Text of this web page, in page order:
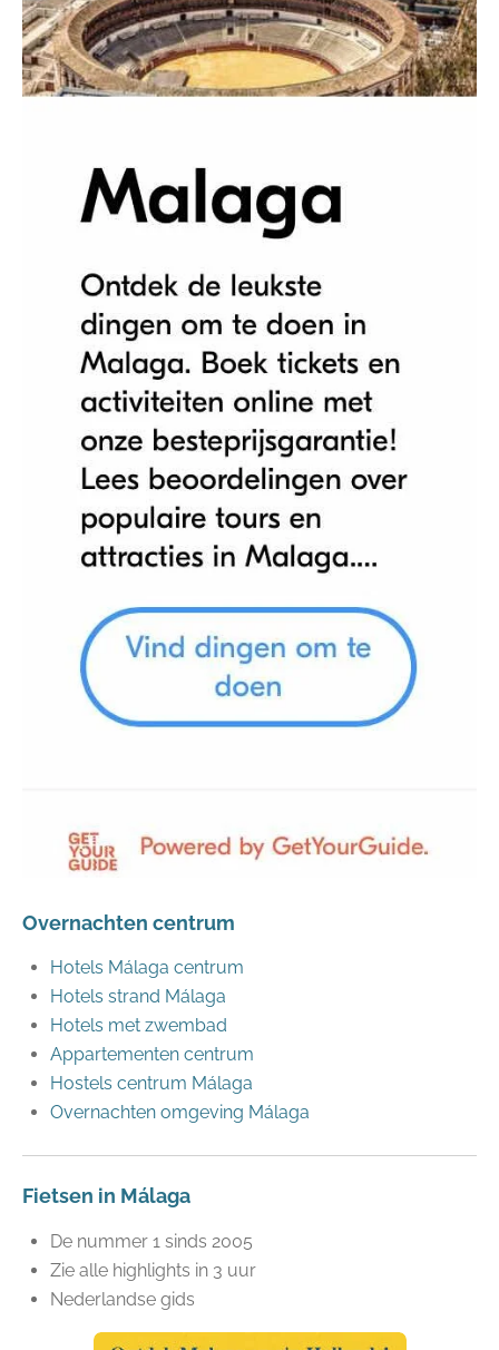
Overnachten centrum
Hotels Málaga centrum
Hotels strand Málaga
Hotels met zwembad
Appartementen centrum
Hostels centrum Málaga
Overnachten omgeving Málaga
Fietsen in Málaga
De nummer 1 sinds 2005
Zie alle highlights in 3 uur
Nederlandse gids